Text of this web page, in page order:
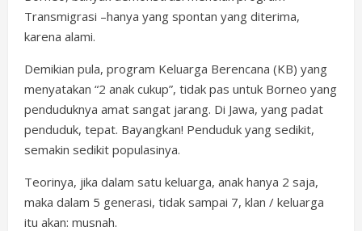
Transmigrasi –hanya yang spontan yang diterima,
karena alami.
Demikian pula, program Keluarga Berencana (KB) yang
menyatakan “2 anak cukup”, tidak pas untuk Borneo yang
penduduknya amat sangat jarang. Di Jawa, yang padat
penduduk, tepat. Bayangkan! Penduduk yang sedikit,
semakin sedikit populasinya.
Teorinya, jika dalam satu keluarga, anak hanya 2 saja,
maka dalam 5 generasi, tidak sampai 7, klan / keluarga
itu akan: musnah.